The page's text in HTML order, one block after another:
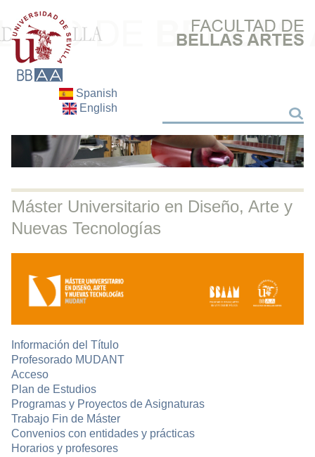
Spanish
English
Search
Máster Universitario en Diseño, Arte y
Nuevas Tecnologías
Información del Título
Profesorado MUDANT
Acceso
Plan de Estudios
Programas y Proyectos de Asignaturas
Trabajo Fin de Máster
Convenios con entidades y prácticas
Horarios y profesores